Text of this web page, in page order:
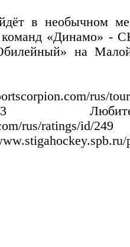
в необычном
команд «Динамо» -
на Малой
rus/
rus/ratings/id/249